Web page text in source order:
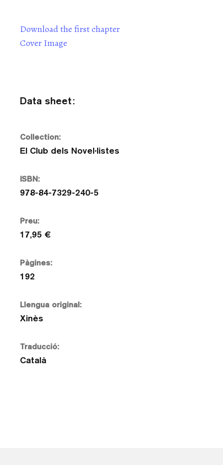
Download the first chapter
Cover Image
Data sheet:
Collection:
El Club dels Novel·listes
ISBN:
978-84-7329-240-5
Preu:
17,95 €
Pàgines:
192
Llengua original:
Xinès
Traducció:
Català